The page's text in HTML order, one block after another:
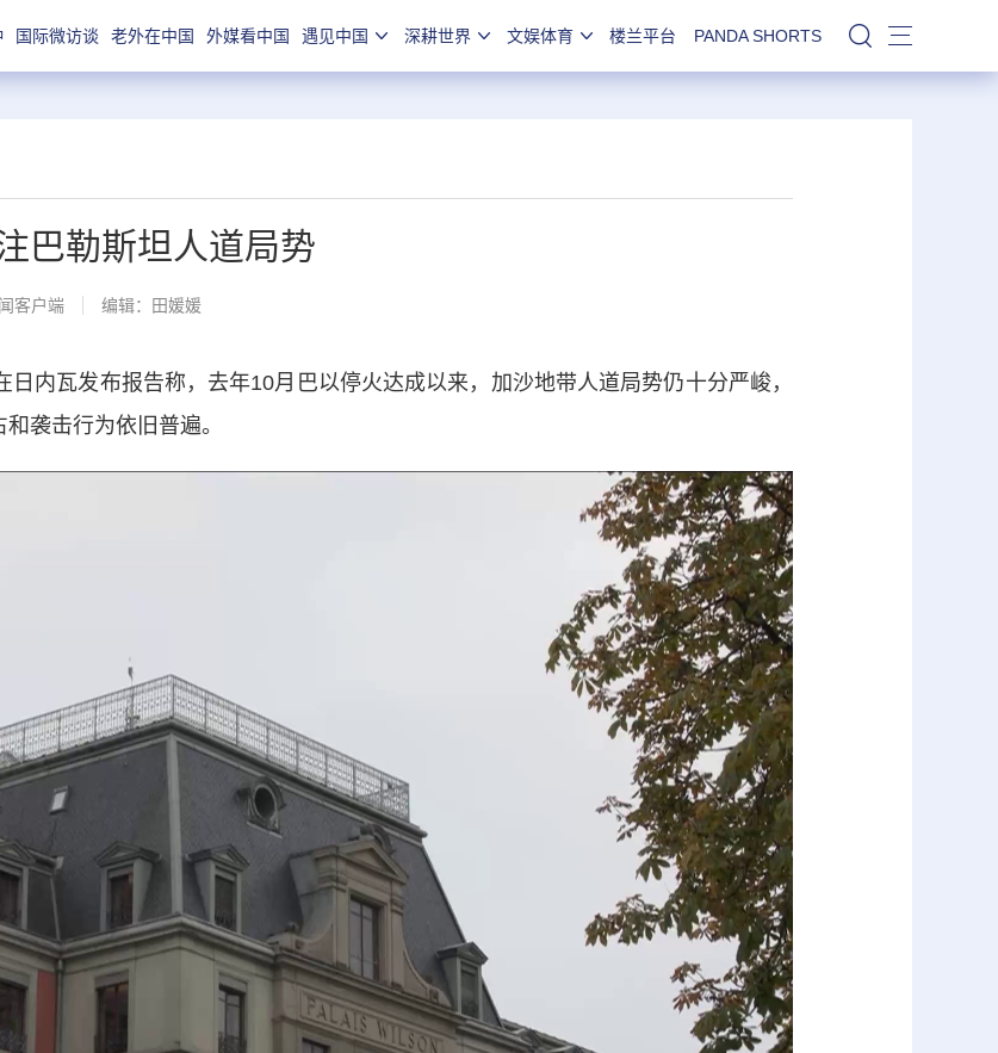
国际微访谈 老外在中国 外媒看中国 遇见中国 深耕世界 文娱体育 楼兰平台 PANDA SHORTS 站内搜索
巴勒斯坦人道局势
客户端 编辑：田媛媛
瓦发布报告称，去年10月巴以停火达成以来，加沙地带人道局势仍十分严峻，
袭击行为依旧普遍。